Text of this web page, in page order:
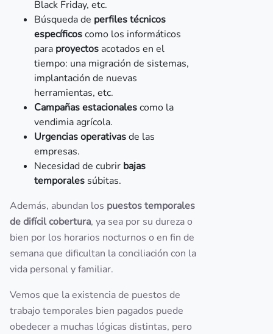
Black Friday, etc.
Búsqueda de perfiles técnicos
específicoscomo los informáticos
para proyectos acotados en el
tiempo: una migración de sistemas,
implantación de nuevas
herramientas, etc.
Campañas estacionalescomo la
vendimia agrícola.
Urgencias operativasde las
empresas.
Necesidad de cubrir bajas
temporales súbitas.
Además, abundan los puestos temporales
de difícil cobertura, ya sea por su dureza o
bien por los horarios nocturnos o en fin de
semana que dificultan la conciliación con la
vida personal y familiar.
Vemos que la existencia de puestos de
trabajo temporales bien pagados puede
obedecer a muchas lógicas distintas, pero